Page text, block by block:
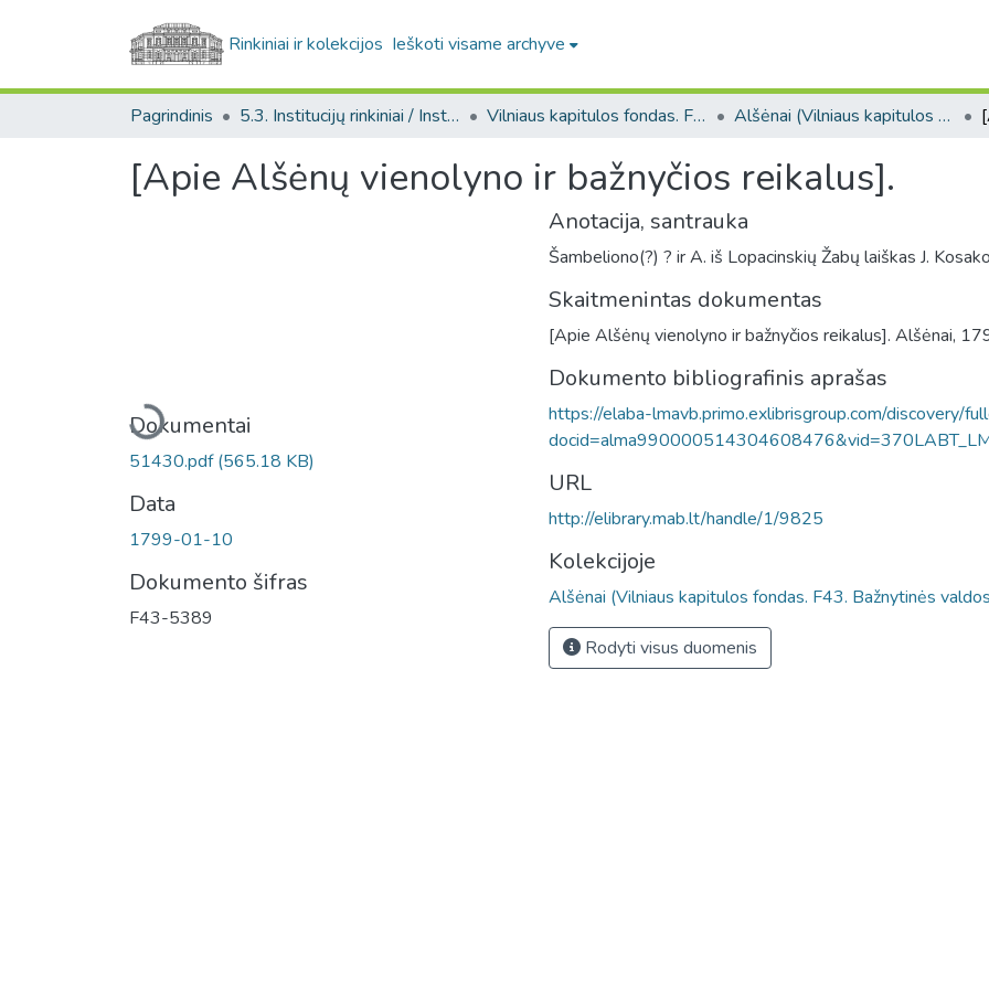
Rinkiniai ir kolekcijos Ieškoti visame archyve
Pagrindinis 5.3. Institucijų rinkiniai / Institutional collections Vilniaus kapitulos fondas. F43 Alšėnai (Vilniaus kapitulos fondas. F43. Bažnytinės valdos)
[Apie Alšėnų vienolyno ir bažnyčios reikalus].
Įkeliama...
Dokumentai
51430.pdf(565.18 KB)
Data
1799-01-10
Dokumento šifras
F43-5389
Anotacija, santrauka
Šambeliono(?) ? ir A. iš Lopacinskių Žabų laiškas J.
Skaitmenintas dokumentas
[Apie Alšėnų vienolyno ir bažnyčios reikalus]. Alšėnai,
Dokumento bibliografinis aprašas
https://elaba-lmavb.primo.exlibrisgroup.com/discovery/
URL
http://elibrary.mab.lt/handle/1/9825
Kolekcijoje
Alšėnai (Vilniaus kapitulos fondas. F43. Bažnytinės
Rodyti visus duomenis